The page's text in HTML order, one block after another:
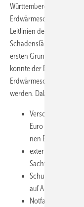
Württemberg berichtete
Leitlinien des
Schadensfällen und der
ersten Grundwasserleiter
konnte der Bohrbetrieb
Erdwärmesonden (LQS
werden. Dabei gelten
Euro zusätzlich
nen Euro
externe und
Sachverständige
Schulungen für
auf
Notfallhotline für